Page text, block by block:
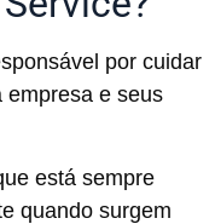
por cuidar
empresa e seus
está sempre
quando surgem